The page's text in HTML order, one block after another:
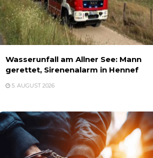
Wasserunfall am Allner See: Mann
gerettet, Sirenenalarm in Hennef
5. AUGUST 2026